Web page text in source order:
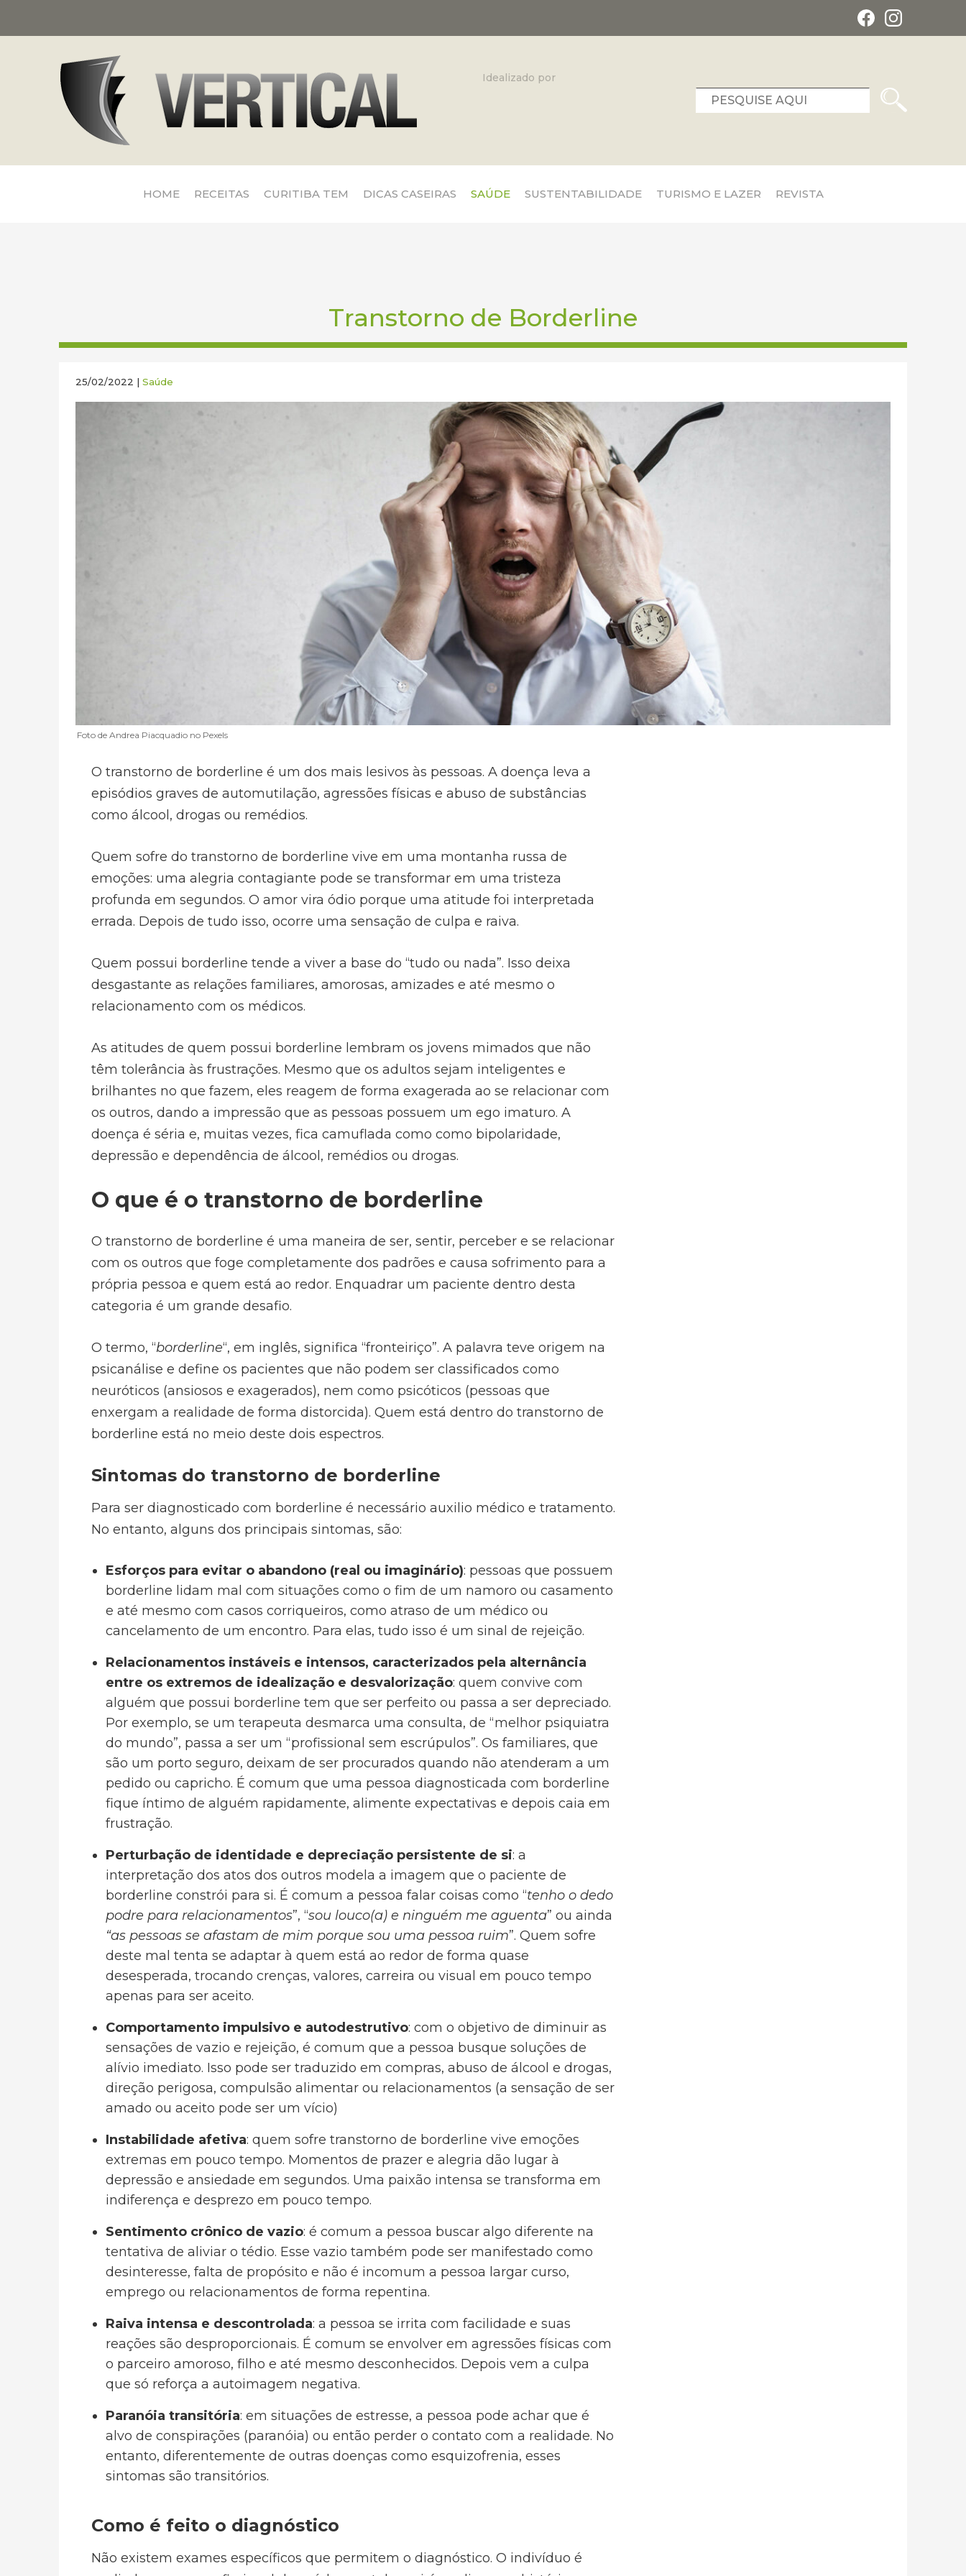
Idealizado por
HOME RECEITAS CURITIBA TEM DICAS CASEIRAS SAÚDE SUSTENTABILIDADE TURISMO E LAZER REVISTA
Transtorno de Borderline
25/02/2022 |Saúde
Foto de Andrea Piacquadio no Pexels
O transtorno de borderline é um dos mais lesivos às pessoas. A doença leva a
episódios graves de automutilação, agressões físicas e abuso de substâncias
como álcool, drogas ou remédios.
Quem sofre do transtorno de borderline vive em uma montanha russa de
emoções: uma alegria contagiante pode se transformar em uma tristeza
profunda em segundos. O amor vira ódio porque uma atitude foi interpretada
errada. Depois de tudo isso, ocorre uma sensação de culpa e raiva.
Quem possui borderline tende a viver a base do “tudo ou nada”. Isso deixa
desgastante as relações familiares, amorosas, amizades e até mesmo o
relacionamento com os médicos.
As atitudes de quem possui borderline lembram os jovens mimados que não
têm tolerância às frustrações. Mesmo que os adultos sejam inteligentes e
brilhantes no que fazem, eles reagem de forma exagerada ao se relacionar com
os outros, dando a impressão que as pessoas possuem um ego imaturo. A
doença é séria e, muitas vezes, fica camuflada como como bipolaridade,
depressão e dependência de álcool, remédios ou drogas.
O que é o transtorno de borderline
O transtorno de borderline é uma maneira de ser, sentir, perceber e se relacionar
com os outros que foge completamente dos padrões e causa sofrimento para a
própria pessoa e quem está ao redor. Enquadrar um paciente dentro desta
categoria é um grande desafio.
O termo, “borderline“, em inglês, significa “fronteiriço”. A palavra teve origem na
psicanálise e define os pacientes que não podem ser classificados como
neuróticos (ansiosos e exagerados), nem como psicóticos (pessoas que
enxergam a realidade de forma distorcida). Quem está dentro do transtorno de
borderline está no meio deste dois espectros.
Sintomas do transtorno de borderline
Para ser diagnosticado com borderline é necessário auxilio médico e tratamento.
No entanto, alguns dos principais sintomas, são:
Esforços para evitar o abandono (real ou imaginário): pessoas que possuem
borderline lidam mal com situações como o fim de um namoro ou casamento
e até mesmo com casos corriqueiros, como atraso de um médico ou
cancelamento de um encontro. Para elas, tudo isso é um sinal de rejeição.
Relacionamentos instáveis e intensos, caracterizados pela alternância
entre os extremos de idealização e desvalorização: quem convive com
alguém que possui borderline tem que ser perfeito ou passa a ser depreciado.
Por exemplo, se um terapeuta desmarca uma consulta, de “melhor psiquiatra
do mundo”, passa a ser um “profissional sem escrúpulos”. Os familiares, que
são um porto seguro, deixam de ser procurados quando não atenderam a um
pedido ou capricho. É comum que uma pessoa diagnosticada com borderline
fique íntimo de alguém rapidamente, alimente expectativas e depois caia em
frustração.
Perturbação de identidade e depreciação persistente de si: a
interpretação dos atos dos outros modela a imagem que o paciente de
borderline constrói para si. É comum a pessoa falar coisas como “tenho o dedo
podre para relacionamentos”, “sou louco(a) e ninguém me aguenta” ou ainda
“as pessoas se afastam de mim porque sou uma pessoa ruim”. Quem sofre
deste mal tenta se adaptar à quem está ao redor de forma quase
desesperada, trocando crenças, valores, carreira ou visual em pouco tempo
apenas para ser aceito.
Comportamento impulsivo e autodestrutivo: com o objetivo de diminuir as
sensações de vazio e rejeição, é comum que a pessoa busque soluções de
alívio imediato. Isso pode ser traduzido em compras, abuso de álcool e drogas,
direção perigosa, compulsão alimentar ou relacionamentos (a sensação de ser
amado ou aceito pode ser um vício)
Instabilidade afetiva: quem sofre transtorno de borderline vive emoções
extremas em pouco tempo. Momentos de prazer e alegria dão lugar à
depressão e ansiedade em segundos. Uma paixão intensa se transforma em
indiferença e desprezo em pouco tempo.
Sentimento crônico de vazio: é comum a pessoa buscar algo diferente na
tentativa de aliviar o tédio. Esse vazio também pode ser manifestado como
desinteresse, falta de propósito e não é incomum a pessoa largar curso,
emprego ou relacionamentos de forma repentina.
Raiva intensa e descontrolada: a pessoa se irrita com facilidade e suas
reações são desproporcionais. É comum se envolver em agressões físicas com
o parceiro amoroso, filho e até mesmo desconhecidos. Depois vem a culpa
que só reforça a autoimagem negativa.
Paranóia transitória: em situações de estresse, a pessoa pode achar que é
alvo de conspirações (paranóia) ou então perder o contato com a realidade. No
entanto, diferentemente de outras doenças como esquizofrenia, esses
sintomas são transitórios.
Como é feito o diagnóstico
Não existem exames específicos que permitem o diagnóstico. O indivíduo é